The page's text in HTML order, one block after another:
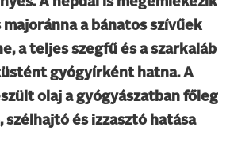
majoránna a bánatos szívűek
a teljes szegfű és a szarkaláb
gyógyírként hatna. A
olaj a gyógyászatban főleg
és izzasztó hatása